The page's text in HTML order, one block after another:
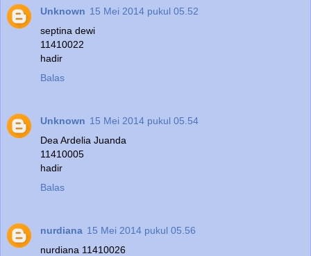
Unknown 15 Mei 2014 pukul 05.52
septina dewi
11410022
hadir
Balas
Unknown 15 Mei 2014 pukul 05.54
Dea Ardelia Juanda
11410005
hadir
Balas
nurdiana 15 Mei 2014 pukul 05.56
nurdiana 11410026